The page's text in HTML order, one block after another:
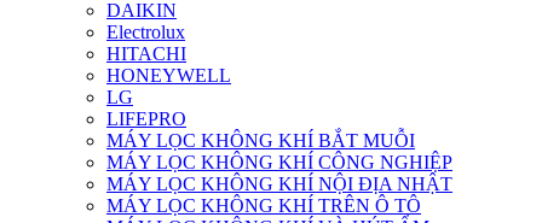
DAIKIN
Electrolux
HITACHI
HONEYWELL
LG
LIFEPRO
MÁY LỌC KHÔNG KHÍ BẮT MUỖI
MÁY LỌC KHÔNG KHÍ CÔNG NGHIỆP
MÁY LỌC KHÔNG KHÍ NỘI ĐỊA NHẬT
MÁY LỌC KHÔNG KHÍ TRÊN Ô TÔ